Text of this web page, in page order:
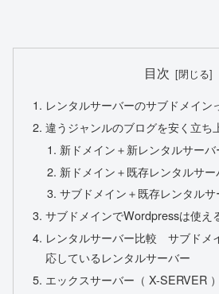
目次
レンタルサーバーのサブドメイン
違うジャンルのブログを安く立ち
新ドメイン＋新レンタルサー
新ドメイン＋既存レンタルサ
サブドメイン＋既存レンタル
サブドメインでWordpressは使え
レンタルサーバー比較 サブドメ
応しているレンタルサーバー
エックスサーバー（ X-SERVER ）